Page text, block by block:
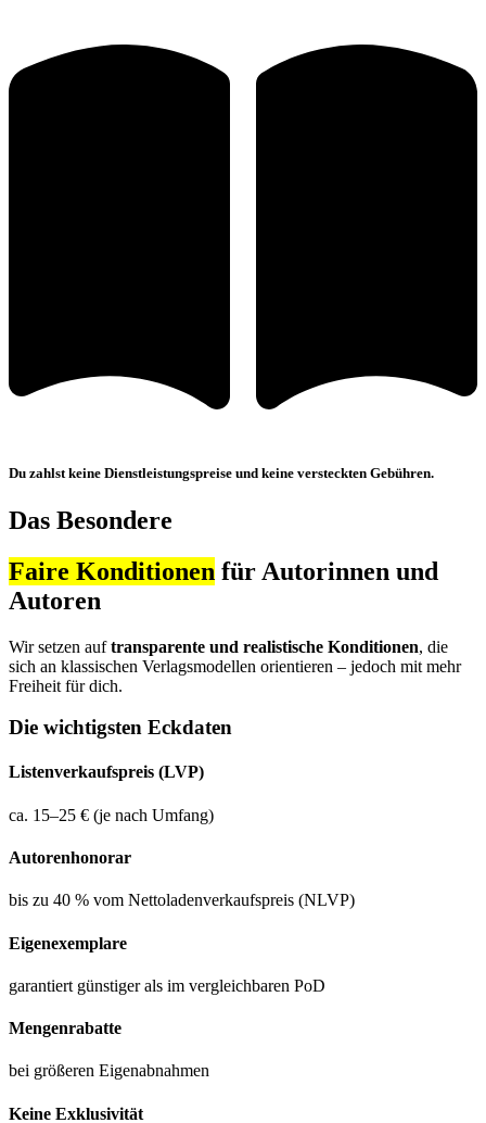
Du zahlst keine Dienstleistungspreise und keine versteckten Gebühren.
Das Besondere
Faire Konditionen für Autorinnen und
Autoren
Wir setzen auftransparente und realistische Konditionen, die
sich an klassischen Verlagsmodellen orientieren – jedoch mit mehr
Freiheit für dich.
Die wichtigsten Eckdaten
Listenverkaufspreis (LVP)
ca. 15–25 € (je nach Umfang)
Autorenhonorar
bis zu 40 % vom Nettoladenverkaufspreis (NLVP)
Eigenexemplare
garantiert günstiger als im vergleichbaren PoD
Mengenrabatte
bei größeren Eigenabnahmen
Keine Exklusivität